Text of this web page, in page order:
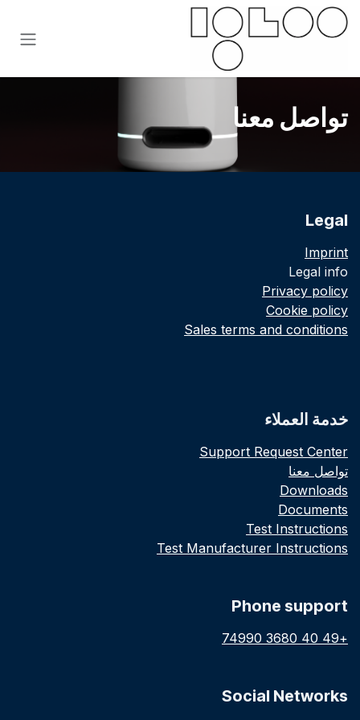
تخطي للذهاب إلى المحتوى
تواصل معنا
Legal
Imprint
Legal info
Privacy policy
Cookie policy
Sales terms and conditions
خدمة العملاء
Support Request Center
تواصل معنا
Downloads
Documents
Test Instructions
Test Manufacturer Instructions
Phone support
+49 40 3680 74990
Social Networks